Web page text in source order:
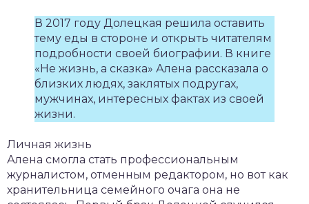
В 2017 году Долецкая решила оставить
тему еды в стороне и открыть читателям
подробности своей биографии. В книге
«Не жизнь, а сказка» Алена рассказала о
близких людях, заклятых подругах,
мужчинах, интересных фактах из своей
жизни.
Личная жизнь
Алена смогла стать профессиональным
журналистом, отменным редактором, но вот как
хранительница семейного очага она не